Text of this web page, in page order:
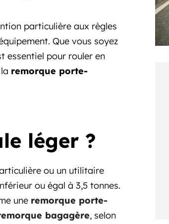
particulière aux règles
Que vous soyez
essentiel pour rouler en
remorque porte-
léger ?
ou un utilitaire
ou égal à 3,5 tonnes.
une remorque porte-
bagagère, selon